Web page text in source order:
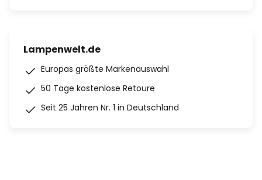
Lampenwelt.de
Europas größte Markenauswahl
50 Tage kostenlose Retoure
Seit 25 Jahren Nr. 1 in Deutschland